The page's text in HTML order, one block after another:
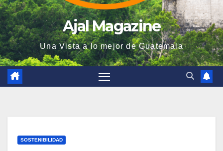
Ajal Magazine
Una Vista a lo mejor de Guatemala
SOSTENIBILIDAD